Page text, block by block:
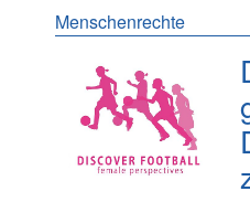
Menschenrechte